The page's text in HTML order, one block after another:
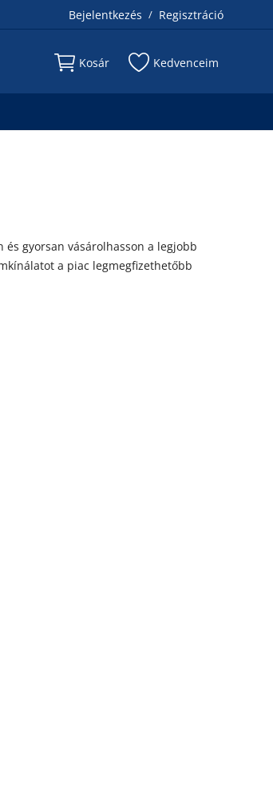
és 06-30-515-8005Bejelentkezés / Regisztráció
Kosár Kedvenceim
gyorsan vásárolhasson a legjobb
a piac legmegfizethetőbb